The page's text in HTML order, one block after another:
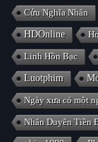
Cửu Nghĩa Nhân
HDOnline
Linh Hồn Bạc
Luotphim
Ngày xưa có một
Nhân Duyên Tiền